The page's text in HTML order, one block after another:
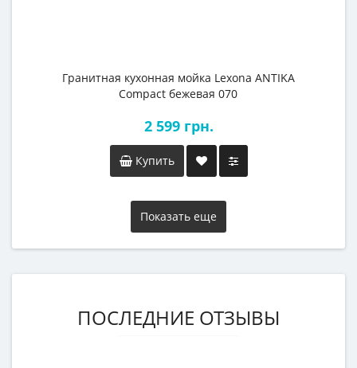
Гранитная кухонная мойка Lexona ANTIKA
Compact бежевая 070
2 599 грн.
Купить
Показать еще
ПОСЛЕДНИЕ ОТЗЫВЫ